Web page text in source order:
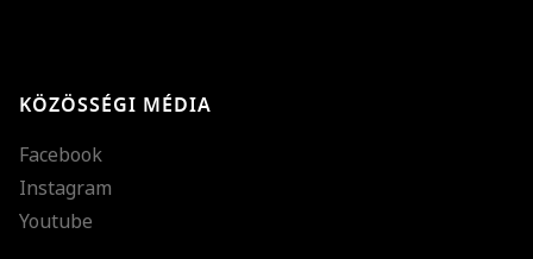
KÖZÖSSÉGI MÉDIA
Facebook
Instagram
Youtube